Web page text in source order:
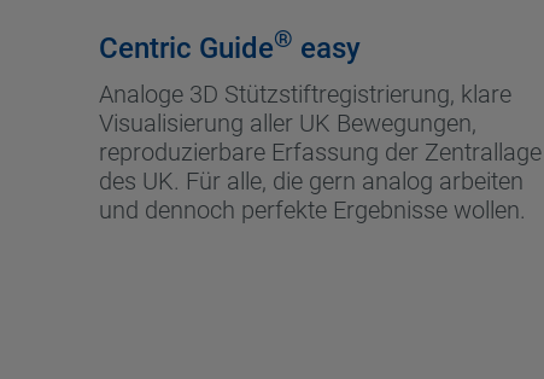
Centric Guide® easy
Analoge 3D Stützstiftregistrierung, klare
Visualisierung aller UK Bewegungen,
reproduzierbare Erfassung der Zentrallage
des UK. Für alle, die gern analog arbeiten
und dennoch perfekte Ergebnisse wollen.